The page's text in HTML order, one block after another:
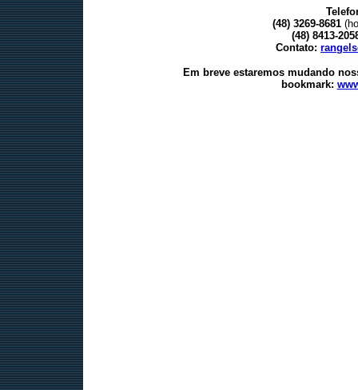
(48) 3269-8681
(48) 8413-
Contato:
Em breve estaremos mudando
bookmark: